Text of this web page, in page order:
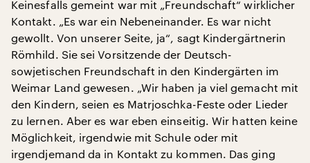
Keinesfalls gemeint war mit „Freundschaft“ wirklicher
Kontakt. „Es war ein Nebeneinander. Es war nicht
gewollt. Von unserer Seite, ja“, sagt Kindergärtnerin
Römhild. Sie sei Vorsitzende der Deutsch-
sowjetischen Freundschaft in den Kindergärten im
Weimar Land gewesen. „Wir haben ja viel gemacht mit
den Kindern, seien es Matrjoschka-Feste oder Lieder
zu lernen. Aber es war eben einseitig. Wir hatten keine
Möglichkeit, irgendwie mit Schule oder mit
irgendjemand da in Kontakt zu kommen. Das ging